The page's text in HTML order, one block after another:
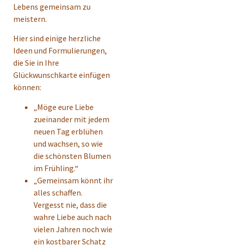
Lebens gemeinsam zu
meistern.
Hier sind einige herzliche
Ideen und Formulierungen,
die Sie in Ihre
Glückwunschkarte einfügen
können:
„Möge eure Liebe
zueinander mit jedem
neuen Tag erblühen
und wachsen, so wie
die schönsten Blumen
im Frühling.“
„Gemeinsam könnt ihr
alles schaffen.
Vergesst nie, dass die
wahre Liebe auch nach
vielen Jahren noch wie
ein kostbarer Schatz